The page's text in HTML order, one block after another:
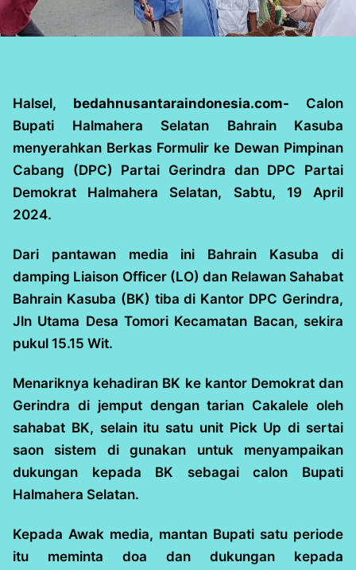
Halsel, bedahnusantaraindonesia.com- Calon
Bupati Halmahera Selatan Bahrain Kasuba
menyerahkan Berkas Formulir ke Dewan Pimpinan
Cabang (DPC) Partai Gerindra dan DPC Partai
Demokrat Halmahera Selatan, Sabtu, 19 April
2024.
Dari pantawan media ini Bahrain Kasuba di
damping Liaison Officer (LO) dan Relawan Sahabat
Bahrain Kasuba (BK) tiba di Kantor DPC Gerindra,
Jln Utama Desa Tomori Kecamatan Bacan, sekira
pukul 15.15 Wit.
Menariknya kehadiran BK ke kantor Demokrat dan
Gerindra di jemput dengan tarian Cakalele oleh
sahabat BK, selain itu satu unit Pick Up di sertai
saon sistem di gunakan untuk menyampaikan
dukungan kepada BK sebagai calon Bupati
Halmahera Selatan.
Kepada Awak media, mantan Bupati satu periode
itu meminta doa dan dukungan kepada